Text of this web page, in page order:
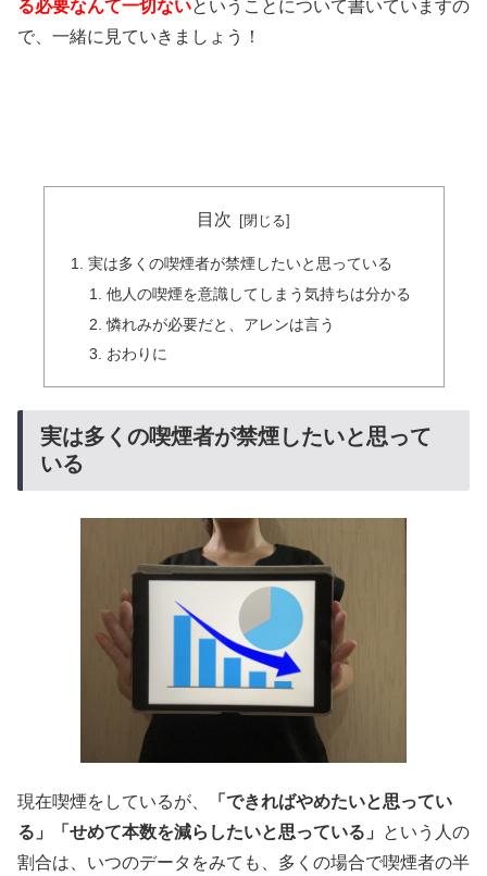
る必要なんて一切ないということについて書いていますの
で、一緒に見ていきましょう！
目次
実は多くの喫煙者が禁煙したいと思っている
他人の喫煙を意識してしまう気持ちは分かる
憐れみが必要だと、アレンは言う
おわりに
実は多くの喫煙者が禁煙したいと思って
いる
現在喫煙をしているが、
「できればやめたいと思ってい
る」「せめて本数を減らしたいと思っている」
という人の
割合は、いつのデータをみても、多くの場合で喫煙者の半